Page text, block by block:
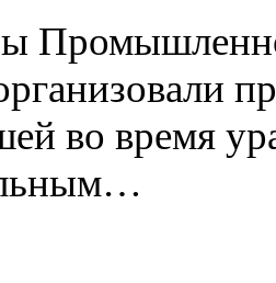
во время